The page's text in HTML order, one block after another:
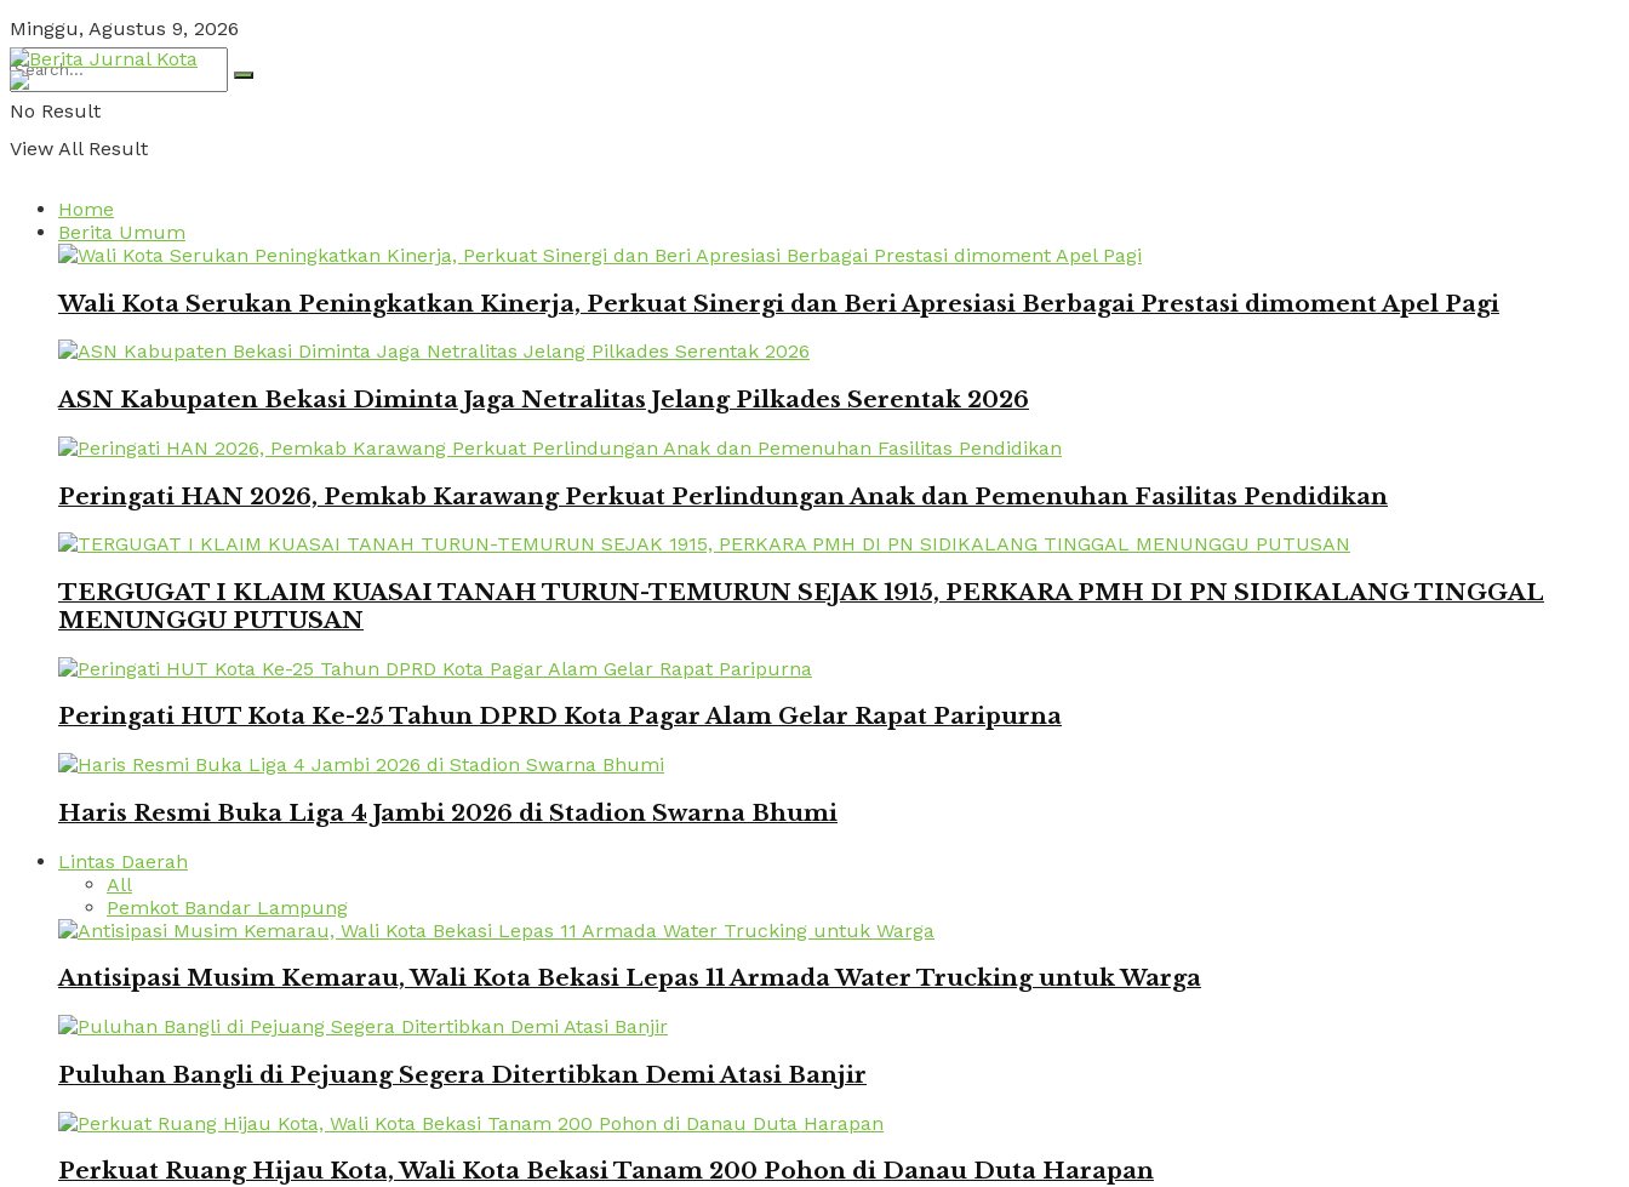
Minggu, Agustus 9, 2026
No Result
View All Result
Home
Berita Umum
Wali Kota Serukan Peningkatkan Kinerja, Perkuat Sinergi dan Beri Apresiasi Berbagai Prestasi dimoment Apel Pagi
ASN Kabupaten Bekasi Diminta Jaga Netralitas Jelang Pilkades Serentak 2026
Peringati HAN 2026, Pemkab Karawang Perkuat Perlindungan Anak dan Pemenuhan Fasilitas Pendidikan
TERGUGAT I KLAIM KUASAI TANAH TURUN-TEMURUN SEJAK 1915, PERKARA PMH DI PN SIDIKALANG TINGGAL
MENUNGGU PUTUSAN
Peringati HUT Kota Ke-25 Tahun DPRD Kota Pagar Alam Gelar Rapat Paripurna
Haris Resmi Buka Liga 4 Jambi 2026 di Stadion Swarna Bhumi
Lintas Daerah
All
Pemkot Bandar Lampung
Antisipasi Musim Kemarau, Wali Kota Bekasi Lepas 11 Armada Water Trucking untuk Warga
Puluhan Bangli di Pejuang Segera Ditertibkan Demi Atasi Banjir
Perkuat Ruang Hijau Kota, Wali Kota Bekasi Tanam 200 Pohon di Danau Duta Harapan